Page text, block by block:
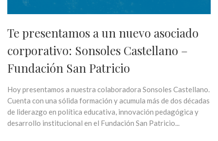
Te presentamos a un nuevo asociado
corporativo: Sonsoles Castellano –
Fundación San Patricio
Hoy presentamos a nuestra colaboradora Sonsoles Castellano.
Cuenta con una sólida formación y acumula más de dos décadas
de liderazgo en política educativa, innovación pedagógica y
desarrollo institucional en el Fundación San Patricio...